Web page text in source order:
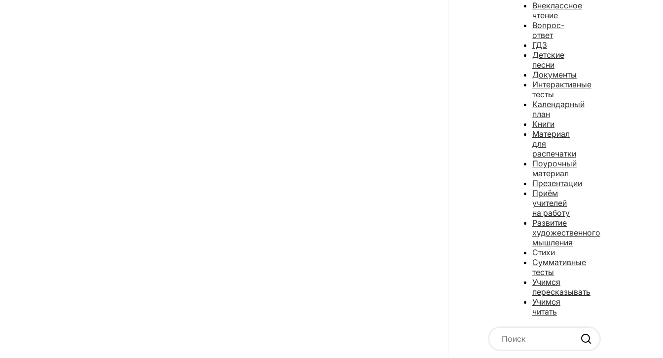
Внеклассное
чтение
Вопрос-
ответ
ГДЗ
Детские
песни
Документы
Интерактивные
тесты
Календарный
план
Книги
Материал
для
распечатки
Поурочный
материал
Презентации
Приём
учителей
на работу
Развитие
художественного
мышления
Стихи
Суммативные
тесты
Учимся
пересказывать
Учимся
читать